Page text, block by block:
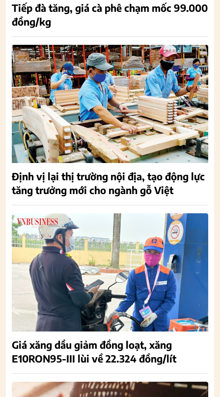
Tiếp đà tăng, giá cà phê chạm mốc 99.000
đồng/kg
Định vị lại thị trường nội địa, tạo động lực
tăng trưởng mới cho ngành gỗ Việt
Giá xăng dầu giảm đồng loạt, xăng
E10RON95-III lùi về 22.324 đồng/lít